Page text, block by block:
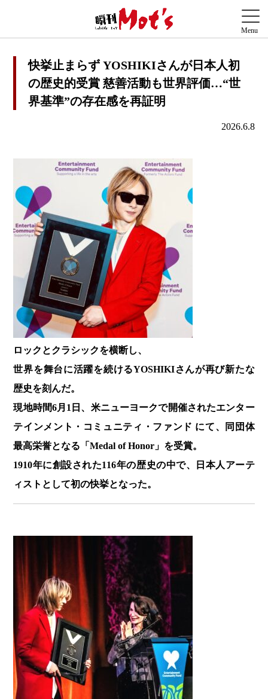
快挙止まらず YOSHIKIさんが日本人初
の歴史的受賞 慈善活動も世界評価…“世
界基準”の存在感を再証明
2026.6.8
ロックとクラシックを横断し、
世界を舞台に活躍を続けるYOSHIKIさんが再び新たな
歴史を刻んだ。
現地時間6月1日、米ニューヨークで開催されたエンター
テインメント・コミュニティ・ファンド にて、同団体
最高栄誉となる「Medal of Honor」を受賞。
1910年に創設された116年の歴史の中で、日本人アーテ
ィストとして初の快挙となった。